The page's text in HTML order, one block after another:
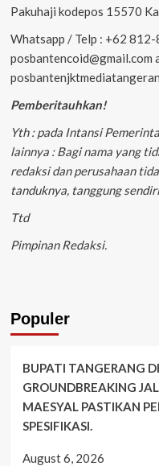
Pakuhaji kodepos 15570
Whatsapp / Telp : +62
posbantencoid@gmail.com
Pemberitauhkan!
Yth : pada Intansi
lainnya : Bagi nama yang
redaksi dan perusahaan
tanduknya, tanggung
Ttd
Pimpinan Redaksi.
Populer
BUPATI TANGERANG
GROUNDBREAKING
MAESYAL PASTIKAN
SPESIFIKASI.
August 6, 2026